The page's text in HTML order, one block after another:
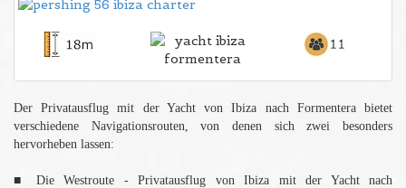
Der Privatausflug mit der Yacht von Ibiza nach Formentera bietet
verschiedene Navigationsrouten, von denen sich zwei besonders
hervorheben lassen:
■ Die Westroute - Privatausflug von Ibiza mit der Yacht nach